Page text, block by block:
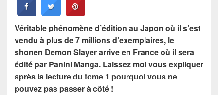
Véritable phénomène d’édition au Japon où il s’est
vendu à plus de 7 millions d’exemplaires, le
shonen Demon Slayer arrive en France où il sera
édité par Panini Manga. Laissez moi vous expliquer
après la lecture du tome 1 pourquoi vous ne
pouvez pas passer à côté !